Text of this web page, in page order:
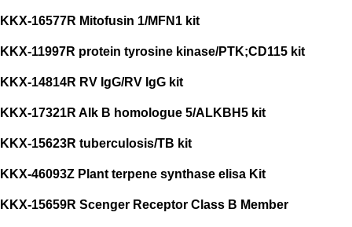
KKX-16577R Mitofusin 1/MFN1 kit
KKX-11997R protein tyrosine kinase/PTK;CD115 kit
KKX-14814R RV IgG/RV IgG kit
KKX-17321R Alk B homologue 5/ALKBH5 kit
KKX-15623R tuberculosis/TB kit
KKX-46093Z Plant terpene synthase elisa Kit
KKX-15659R Scenger Receptor Class B Member